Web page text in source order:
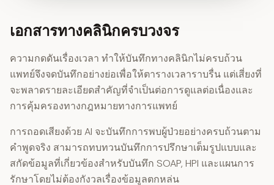
เอกสารทางคลินิกครบวงจร
ความกดดันเรื่องเวลา ทำให้บันทึกทางคลินิกไม่ครบถ้วน
แพทย์จึงจดบันทึกอย่างย่อเพื่อให้ตารางเวลาราบรื่น แต่เสี่ยงที่
จะพลาดรายละเอียดสำคัญที่จำเป็นต่อการดูแลต่อเนื่องและ
การคุ้มครองทางกฎหมายทางการแพทย์
การถอดเสียงด้วย AI จะบันทึกการพบผู้ป่วยอย่างครบถ้วนตาม
คำพูดจริง สามารถทบทวนบันทึกการปรึกษาเต็มรูปแบบและ
สกัดข้อมูลที่เกี่ยวข้องสำหรับบันทึก SOAP, HPI และแผนการ
รักษาโดยไม่ต้องกังวลเรื่องข้อมูลตกหล่น